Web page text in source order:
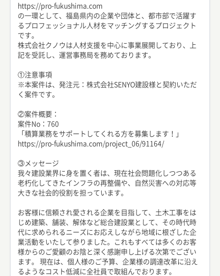
https://pro-fukushima.com
の一環として、福島県内の企業や団体と、都市部で活躍す
るプロフェッショナル人材をマッチングするプロジェクト
です。
株式会社クノウは人材支援を中心に事業展開しており、上
記を受託し、運営事務局を務めております。
①注意事項
※本案件は、発注元：株式会社SENYO建設様と契約いただ
く案件です。
②案件概要：
案件No：760
「積算業務をサポートしてくれる方を募集します！」
https://pro-fukushima.com/project_06/91164/
③メッセージ
我々建設業界に身を置く者は、現在社会問題化しつつある
老朽化してきたインフラの再整備や、自然災害への対応等
大きな社会的役割を担っています。
お客様に信頼され愛される企業を目指して、土木工事をは
じめ建築、舗装、解体など総合建設業として、その時代時
代に求められるニーズにお応えしながら地域に根ざした企
業活動をいたして参りました。これもすべては多くのお客
様からのご愛顧のお陰と深く感謝申し上げる次第でござい
ます。 現在は、個人様のご予算、企業様の調達改革に沿え
るようなコスト低減に全社員で取組んでおります。